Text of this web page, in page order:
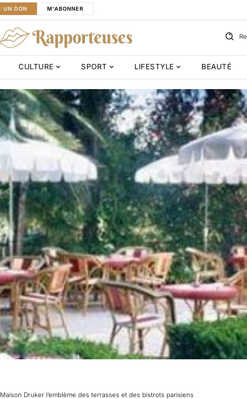
UN DON M'ABONNER
CULTURE SPORT LIFESTYLE BEAUTÉ
Maison Druker l’emblème des terrasses et des bistrots parisiens